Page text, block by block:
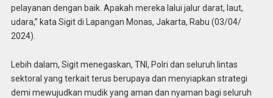
pelayanan dengan baik. Apakah mereka lalui jalur darat, laut,
udara,” kata Sigit di Lapangan Monas, Jakarta, Rabu (03/04/
2024).
Lebih dalam, Sigit menegaskan, TNI, Polri dan seluruh lintas
sektoral yang terkait terus berupaya dan menyiapkan strategi
demi mewujudkan mudik yang aman dan nyaman bagi seluruh